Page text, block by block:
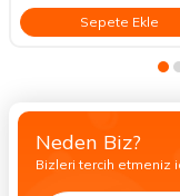
Sepete Ekle
Neden Biz?
Bizleri tercih etmeniz